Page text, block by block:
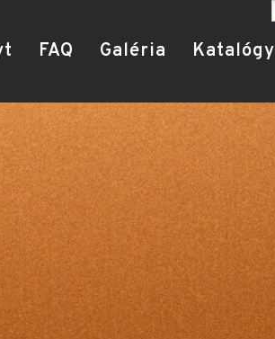
FAQ Galéria Katalógy